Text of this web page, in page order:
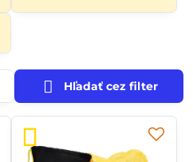
Hľadať cez filter